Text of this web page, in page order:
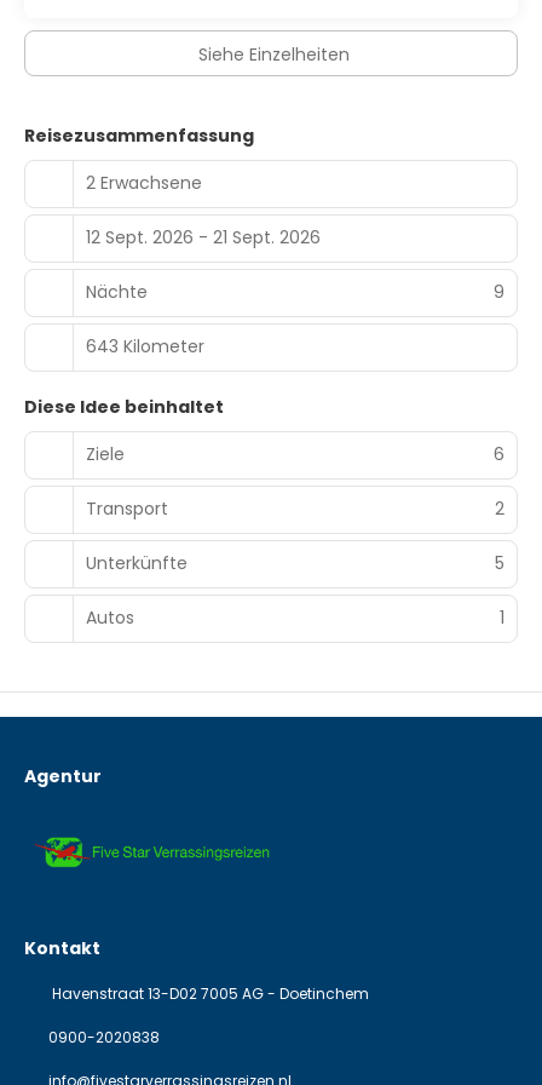
Siehe Einzelheiten
Reisezusammenfassung
2 Erwachsene
12 Sept. 2026 - 21 Sept. 2026
Nächte 9
643 Kilometer
Diese Idee beinhaltet
Ziele
6
Transport 2
Unterkünfte 5
Autos 1
Agentur
Kontakt
Havenstraat 13-D02 7005 AG - Doetinchem
0900-2020838
info@fivestarverrassingsreizen.nl